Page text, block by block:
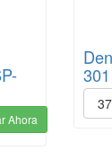
Ahora
301